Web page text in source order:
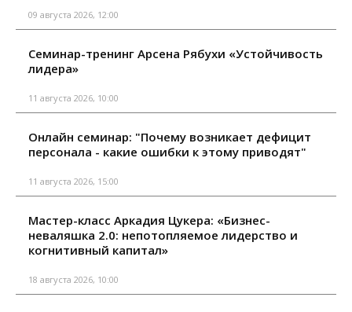
09 августа 2026, 12:00
Семинар-тренинг Арсена Рябухи «Устойчивость
лидера»
11 августа 2026, 10:00
Онлайн семинар: "Почему возникает дефицит
персонала - какие ошибки к этому приводят"
11 августа 2026, 15:00
Мастер-класс Аркадия Цукера: «Бизнес-
неваляшка 2.0: непотопляемое лидерство и
когнитивный капитал»
18 августа 2026, 10:00